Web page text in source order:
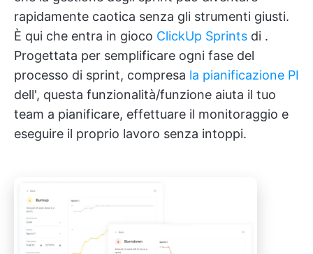
rapidamente caotica senza gli strumenti giusti.
È qui che entra in gioco ClickUp Sprints di .
Progettata per semplificare ogni fase del
processo di sprint, compresa la pianificazione PI
dell', questa funzionalità/funzione aiuta il tuo
team a pianificare, effettuare il monitoraggio e
eseguire il proprio lavoro senza intoppi.